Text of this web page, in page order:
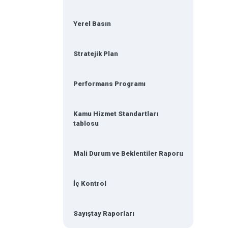
Yerel Basın
Stratejik Plan
Performans Programı
Kamu Hizmet Standartları
tablosu
Mali Durum ve Beklentiler Raporu
İç Kontrol
Sayıştay Raporları